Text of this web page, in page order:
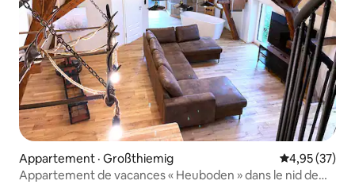
Appartement · Großthiemig Note
4,95 (37)
Appartement de vacances « Heuboden » dans le nid de